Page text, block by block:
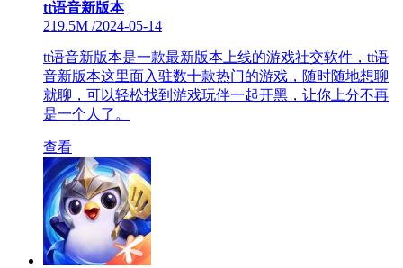
tt语音新版本
219.5M /2024-05-14
tt语音新版本是一款最新版本上线的游戏社交软件，tt语
音新版本这里面入驻数十款热门的游戏，随时随地想聊
就聊，可以轻松找到游戏玩伴一起开黑，让你上分不再
是一个人了。
查看